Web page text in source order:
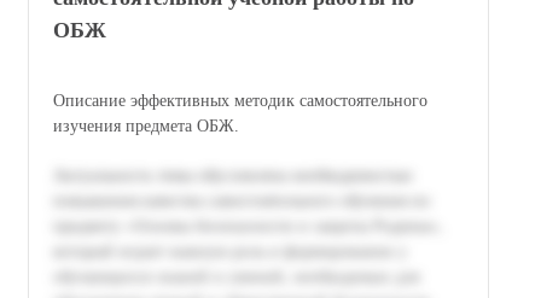
ОБЖ
Описание эффективных методик самостоятельного
изучения предмета ОБЖ.